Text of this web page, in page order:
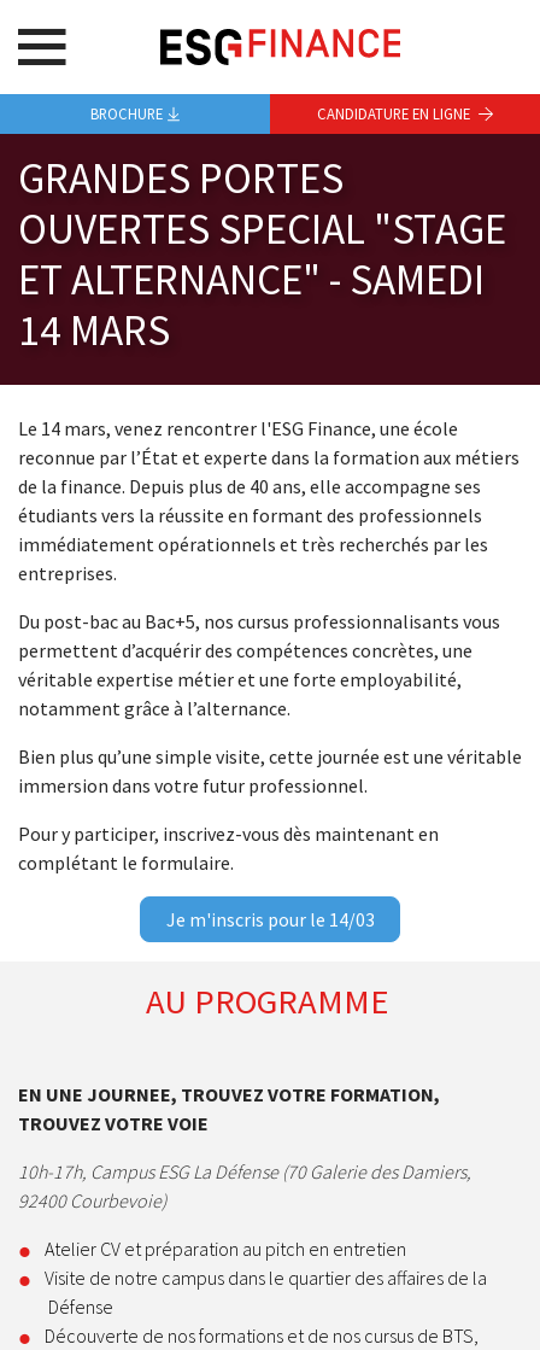
GRANDES PORTES
OUVERTES SPECIAL "STAGE
ET ALTERNANCE" - SAMEDI
14 MARS
Le 14 mars, venez rencontrer l'ESG Finance, une école
reconnue par l’État et experte dans la formation aux métiers
de la finance. Depuis plus de 40 ans, elle accompagne ses
étudiants vers la réussite en formant des professionnels
immédiatement opérationnels et très recherchés par les
entreprises.
Du post-bac au Bac+5, nos cursus professionnalisants vous
permettent d’acquérir des compétences concrètes, une
véritable expertise métier et une forte employabilité,
notamment grâce à l’alternance.
Bien plus qu’une simple visite, cette journée est une véritable
immersion dans votre futur professionnel.
Pour y participer, inscrivez-vous dès maintenant en
complétant le formulaire.
Je m'inscris pour le 14/03
AU PROGRAMME
EN UNE JOURNEE, TROUVEZ VOTRE FORMATION,
TROUVEZ VOTRE VOIE
10h-17h, Campus ESG La Défense (70 Galerie des Damiers,
92400 Courbevoie)
Atelier CV et préparation au pitch en entretien
Visite de notre campus dans le quartier des affaires de la
Défense
Découverte de nos formations et de nos cursus de BTS,
BROCHURE CANDIDATURE EN LIGNE